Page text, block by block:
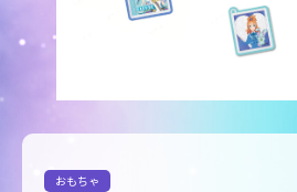
おもちゃ